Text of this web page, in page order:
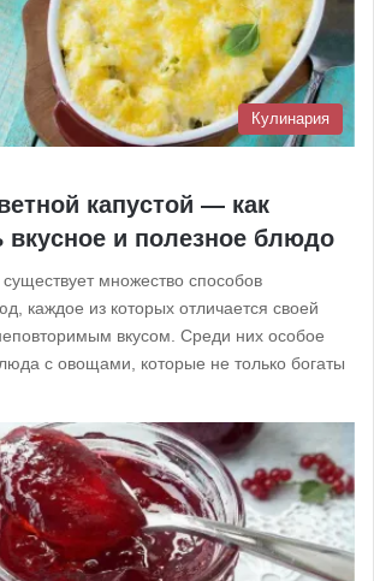
Кулинария
капустой — как
вкусное и полезное блюдо
множество способов
каждое из которых отличается своей
вкусом. Среди них особое
с овощами, которые не только богаты